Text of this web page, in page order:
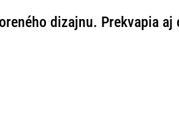
dizajnu. Prekvapia aj